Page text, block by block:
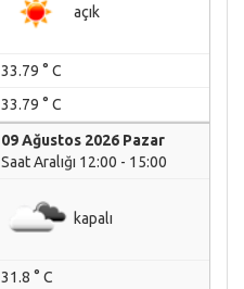
açık
33.79 ° C
33.79 ° C
09 Ağustos 2026 Pazar
Saat Aralığı 12:00 - 15:00
kapalı
31.8 ° C